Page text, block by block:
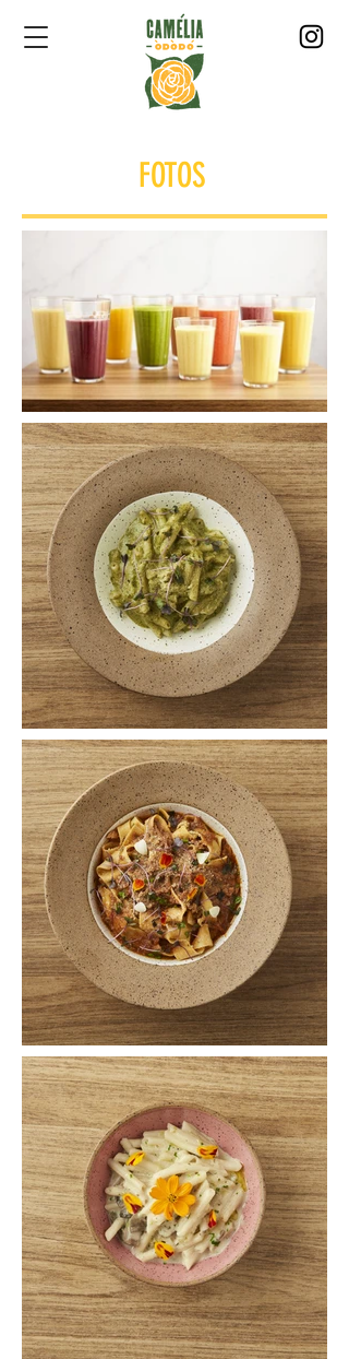
FOTOS